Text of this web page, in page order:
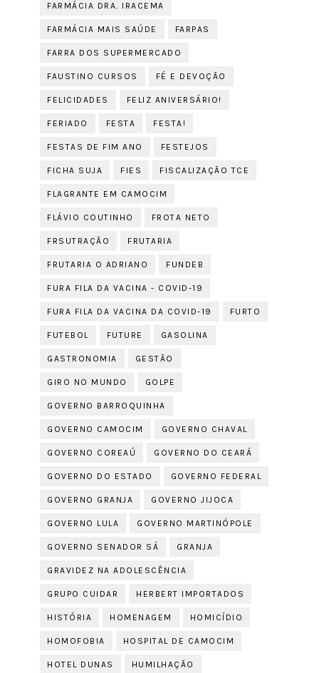
FARMÁCIA DRA. IRACEMA
FARMÁCIA MAIS SAÚDE FARPAS
FARRA DOS SUPERMERCADO
FAUSTINO CURSOS FÉ E DEVOÇÃO
FELICIDADES FELIZ ANIVERSÁRIO!
FERIADO FESTA FESTA!
FESTAS DE FIM ANO FESTEJOS
FICHA SUJA FIES FISCALIZAÇÃO TCE
FLAGRANTE EM CAMOCIM
FLÁVIO COUTINHO FROTA NETO
FRSUTRAÇÃO FRUTARIA
FRUTARIA O ADRIANO FUNDEB
FURA FILA DA VACINA - COVID-19
FURA FILA DA VACINA DA COVID-19 FURTO
FUTEBOL FUTURE GASOLINA
GASTRONOMIA GESTÃO
GIRO NO MUNDO GOLPE
GOVERNO BARROQUINHA
GOVERNO CAMOCIM GOVERNO CHAVAL
GOVERNO COREAÚ GOVERNO DO CEARÁ
GOVERNO DO ESTADO GOVERNO FEDERAL
GOVERNO GRANJA GOVERNO JIJOCA
GOVERNO LULA GOVERNO MARTINÓPOLE
GOVERNO SENADOR SÁ GRANJA
GRAVIDEZ NA ADOLESCÊNCIA
GRUPO CUIDAR HERBERT IMPORTADOS
HISTÓRIA HOMENAGEM HOMICÍDIO
HOMOFOBIA HOSPITAL DE CAMOCIM
HOTEL DUNAS HUMILHAÇÃO